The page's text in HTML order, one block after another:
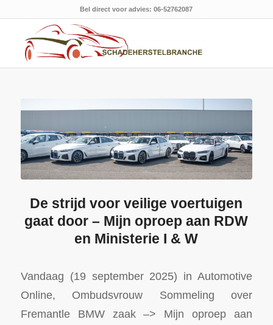
Bel direct voor advies: 06-52762087
De strijd voor veilige voertuigen
gaat door – Mijn oproep aan RDW
en Ministerie I & W
Vandaag (19 september 2025) in Automotive
Online, Ombudsvrouw Sommeling over
Fremantle BMW zaak –> Mijn oproep aan